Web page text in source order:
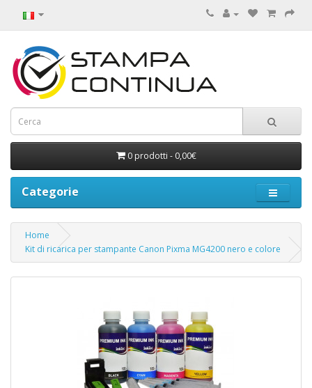
0 prodotti - 0,00€
Categorie
Home
Kit di ricarica per stampante Canon Pixma MG4200 nero e colore